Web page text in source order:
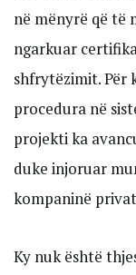
në mënyrë që të
ngarkuar
shfrytëzimit. Për
procedura në
projekti ka
duke injoruar
kompaninë
Ky nuk është